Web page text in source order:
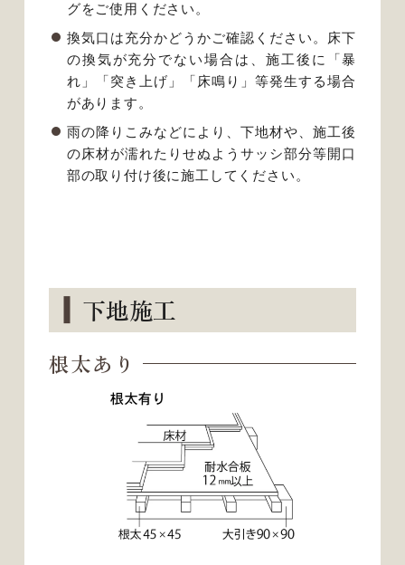
グをご使用ください。
換気口は充分かどうかご確認ください。床下
の換気が充分でない場合は、施工後に「暴
れ」「突き上げ」「床鳴り」等発生する場合
があります。
雨の降りこみなどにより、下地材や、施工後
の床材が濡れたりせぬようサッシ部分等開口
部の取り付け後に施工してください。
下地施工
根太あり